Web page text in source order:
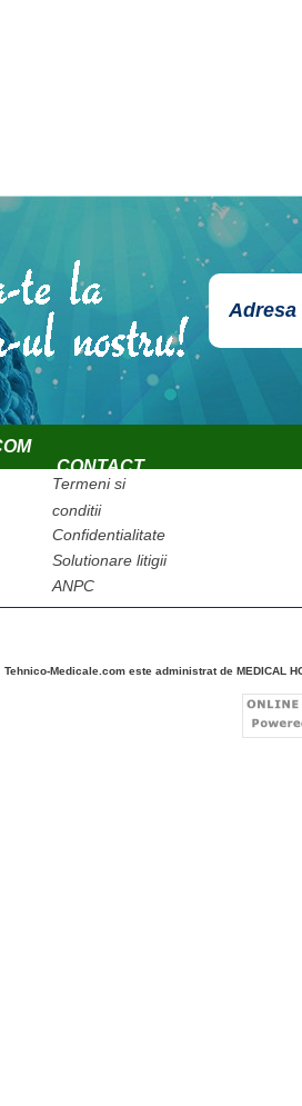
CONTACT
Termeni si
conditii
Confidentialitate
Solutionare litigii
ANPC
Tehnico-Medicale.com este administrat de MEDICAL